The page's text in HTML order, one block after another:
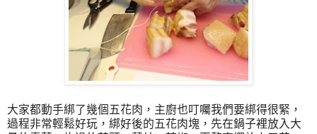
大家都動手綁了幾個五花肉，主廚也叮囑我們要綁得很緊，
過程非常輕鬆好玩，綁好後的五花肉塊，先在鍋子裡放入大